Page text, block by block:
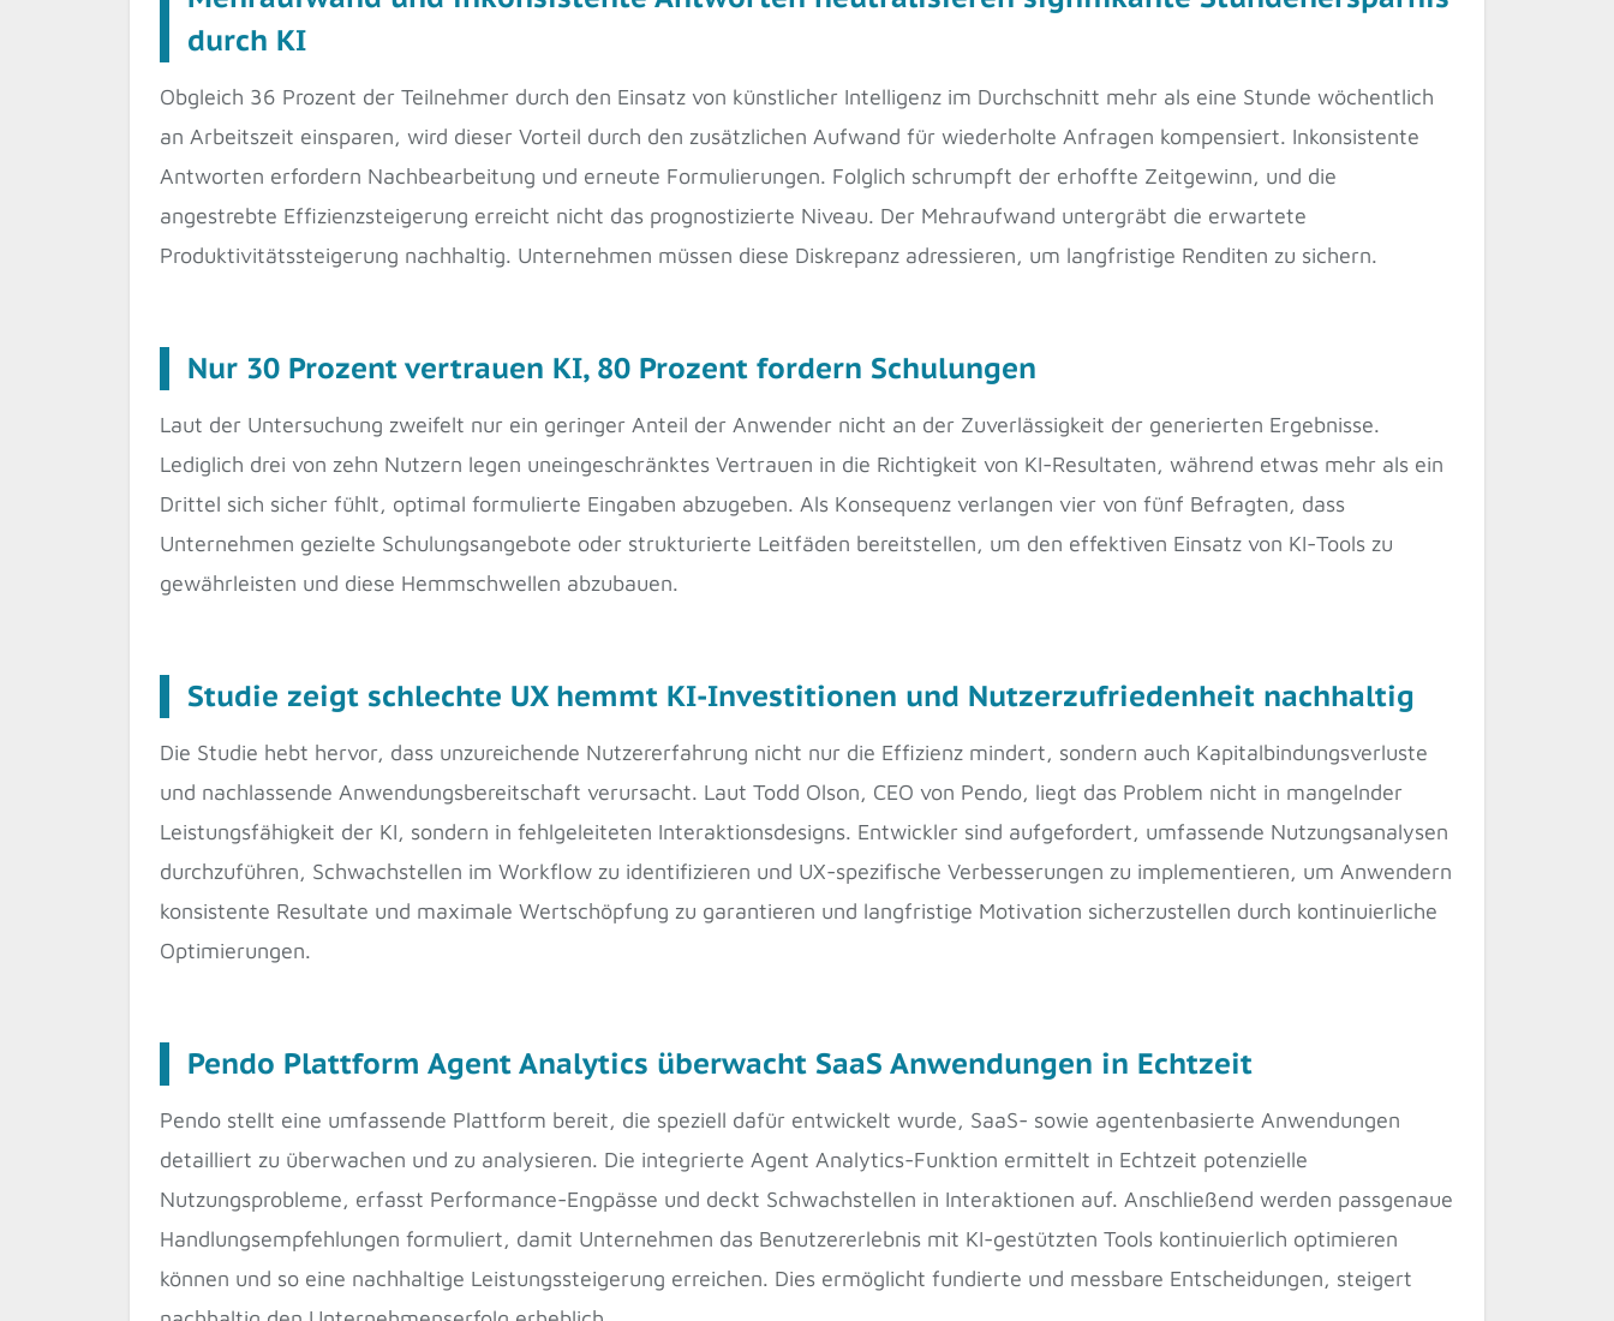
durch KI
Obgleich 36 Prozent der Teilnehmer durch den Einsatz von künstlicher Intelligenz im Durchschnitt mehr als eine Stunde wöchentlich
an Arbeitszeit einsparen, wird dieser Vorteil durch den zusätzlichen Aufwand für wiederholte Anfragen kompensiert. Inkonsistente
Antworten erfordern Nachbearbeitung und erneute Formulierungen. Folglich schrumpft der erhoffte Zeitgewinn, und die
angestrebte Effizienzsteigerung erreicht nicht das prognostizierte Niveau. Der Mehraufwand untergräbt die erwartete
Produktivitätssteigerung nachhaltig. Unternehmen müssen diese Diskrepanz adressieren, um langfristige Renditen zu sichern.
Nur 30 Prozent vertrauen KI, 80 Prozent fordern Schulungen
Laut der Untersuchung zweifelt nur ein geringer Anteil der Anwender nicht an der Zuverlässigkeit der generierten Ergebnisse.
Lediglich drei von zehn Nutzern legen uneingeschränktes Vertrauen in die Richtigkeit von KI-Resultaten, während etwas mehr als ein
Drittel sich sicher fühlt, optimal formulierte Eingaben abzugeben. Als Konsequenz verlangen vier von fünf Befragten, dass
Unternehmen gezielte Schulungsangebote oder strukturierte Leitfäden bereitstellen, um den effektiven Einsatz von KI-Tools zu
gewährleisten und diese Hemmschwellen abzubauen.
Studie zeigt schlechte UX hemmt KI-Investitionen und Nutzerzufriedenheit nachhaltig
Die Studie hebt hervor, dass unzureichende Nutzererfahrung nicht nur die Effizienz mindert, sondern auch Kapitalbindungsverluste
und nachlassende Anwendungsbereitschaft verursacht. Laut Todd Olson, CEO von Pendo, liegt das Problem nicht in mangelnder
Leistungsfähigkeit der KI, sondern in fehlgeleiteten Interaktionsdesigns. Entwickler sind aufgefordert, umfassende Nutzungsanalysen
durchzuführen, Schwachstellen im Workflow zu identifizieren und UX-spezifische Verbesserungen zu implementieren, um Anwendern
konsistente Resultate und maximale Wertschöpfung zu garantieren und langfristige Motivation sicherzustellen durch kontinuierliche
Optimierungen.
Pendo Plattform Agent Analytics überwacht SaaS Anwendungen in Echtzeit
Pendo stellt eine umfassende Plattform bereit, die speziell dafür entwickelt wurde, SaaS- sowie agentenbasierte Anwendungen
detailliert zu überwachen und zu analysieren. Die integrierte Agent Analytics-Funktion ermittelt in Echtzeit potenzielle
Nutzungsprobleme, erfasst Performance-Engpässe und deckt Schwachstellen in Interaktionen auf. Anschließend werden passgenaue
Handlungsempfehlungen formuliert, damit Unternehmen das Benutzererlebnis mit KI-gestützten Tools kontinuierlich optimieren
können und so eine nachhaltige Leistungssteigerung erreichen. Dies ermöglicht fundierte und messbare Entscheidungen, steigert